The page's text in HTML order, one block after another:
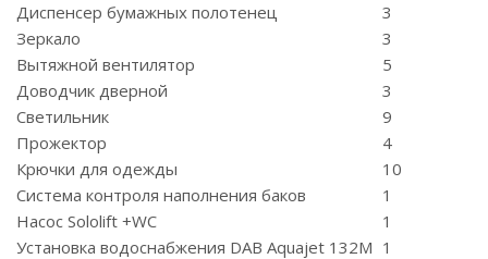
Диспенсер бумажных полотенец
3
Зеркало
3
Вытяжной вентилятор
5
Доводчик дверной
3
Светильник
9
Прожектор
4
Крючки для одежды
10
Система контроля наполнения баков
1
Насос Sololift +WC
1
Установка водоснабжения DAB Aquajet 132M 1